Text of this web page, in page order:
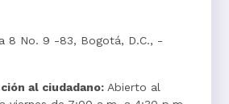
8 No. 9 -83, Bogotá, D.C., -
al ciudadano: Abierto al